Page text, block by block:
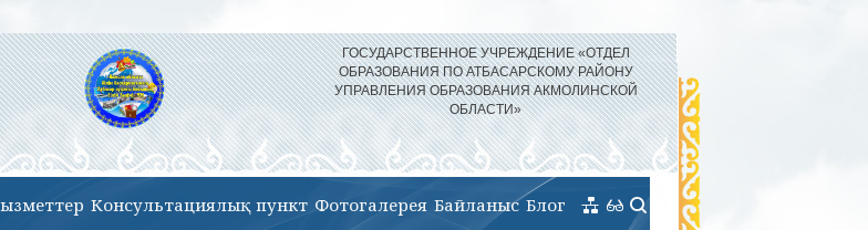
ГОСУДАРСТВЕННОЕ УЧРЕЖДЕНИЕ «ОТДЕЛ
ОБРАЗОВАНИЯ ПО АТБАСАРСКОМУ РАЙОНУ
УПРАВЛЕНИЯ ОБРАЗОВАНИЯ АКМОЛИНСКОЙ
ОБЛАСТИ»
Консультациялық пункт Фотогалерея Байланыс Блог